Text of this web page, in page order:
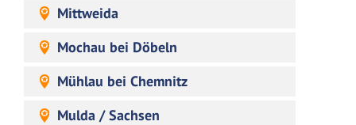
Mittweida
Mochau bei Döbeln
Mühlau bei Chemnitz
Mulda / Sachsen